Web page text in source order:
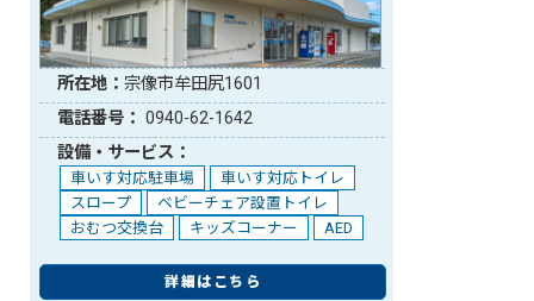
所在地：宗像市牟田尻1601
電話番号： 0940-62-1642
設備・サービス：
車いす対応駐車場
車いす対応トイレ
スロープ
ベビーチェア設置トイレ
おむつ交換台
キッズコーナー AED
詳細はこちら